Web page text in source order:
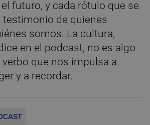
futuro, y cada rótulo que se
testimonio de quienes
somos. La cultura,
en el podcast, no es algo
que nos impulsa a
y a recordar.